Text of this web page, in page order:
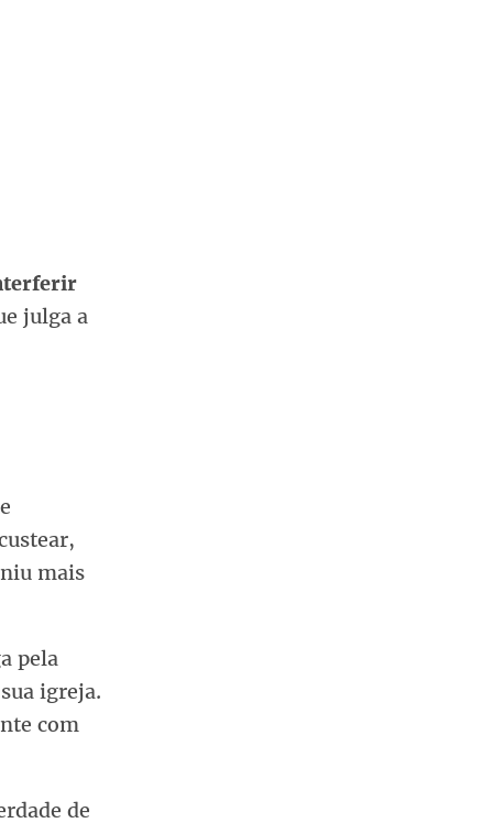
julga a
mais
pela
igreja.
com
de